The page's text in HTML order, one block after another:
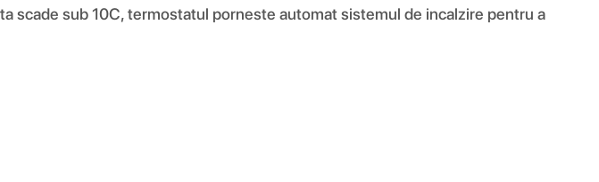
scade sub 10C, termostatul porneste automat sistemul de incalzire pentru a